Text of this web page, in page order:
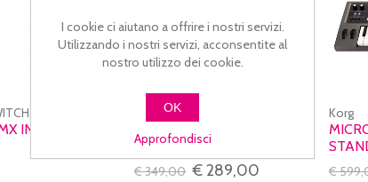
INTERFACE
Arturia
MICROFREAK
€ 349,00 € 289,00
Korg
€
I cookie ci aiutano a offrire i nostri servizi.
Utilizzando i nostri servizi, acconsentite al
nostro utilizzo dei cookie.
OK
Approfondisci